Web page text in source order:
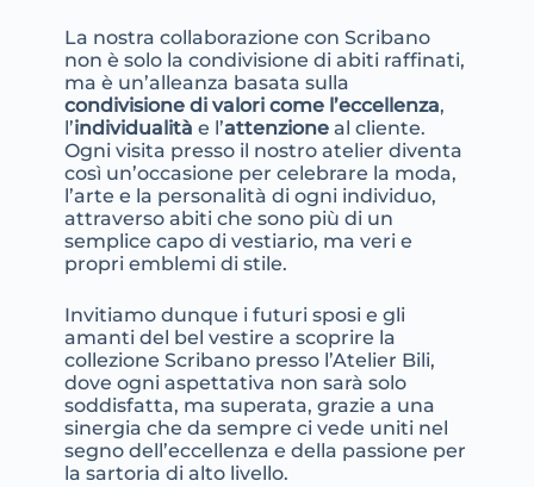
La nostra collaborazione con Scribano
non è solo la condivisione di abiti raffinati,
ma è un’alleanza basata sulla
condivisione di valori come l’eccellenza,
l’individualità e l’attenzioneal cliente.
Ogni visita presso il nostro atelier diventa
così un’occasione per celebrare la moda,
l’arte e la personalità di ogni individuo,
attraverso abiti che sono più di un
semplice capo di vestiario, ma veri e
propri emblemi di stile.
Invitiamo dunque i futuri sposi e gli
amanti del bel vestire a scoprire la
collezione Scribano presso l’Atelier Bili,
dove ogni aspettativa non sarà solo
soddisfatta, ma superata, grazie a una
sinergia che da sempre ci vede uniti nel
segno dell’eccellenza e della passione per
la sartoria di alto livello.